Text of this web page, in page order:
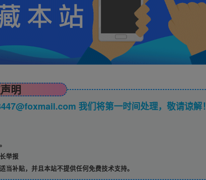
明
我们将第一时间处理，敬请谅解！
举报
补贴，并且本站不提供任何免费技术支持。